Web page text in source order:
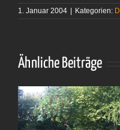
1. Januar 2004 | Kategorien:
Ähnliche Beiträge